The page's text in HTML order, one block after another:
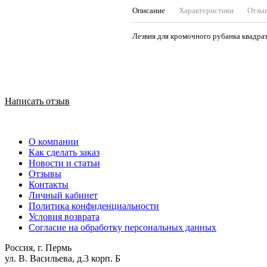
Описание Характеристики
Лезвия для кромочного
Написать отзыв
О компании
Как сделать заказ
Новости и статьи
Отзывы
Контакты
Личный кабинет
Политика конфиденциальности
Условия возврата
Согласие на обработку персональных данных
Россия, г. Пермь
ул. В. Васильева, д.3 корп. Б